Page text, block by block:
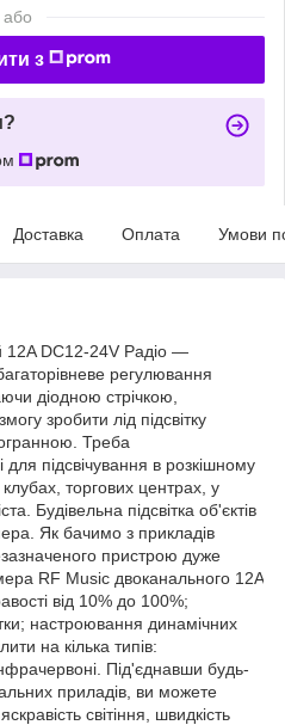
або
з
Доставка Оплата Умови
12A DC12-24V Радіо —
регулювання
діодною стрічкою,
зробити лід підсвітку
Треба
підсвічування в розкішному
торгових центрах, у
Будівельна підсвітка об'єктів
Як бачимо з прикладів
пристрою дуже
RF Music двоканального 12A
від 10% до 100%;
настроювання динамічних
на кілька типів:
Під'єднавши будь-
приладів, ви можете
світіння, швидкість